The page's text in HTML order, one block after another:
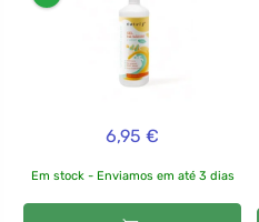
6,95 €
Em stock - Enviamos em até 3 dias